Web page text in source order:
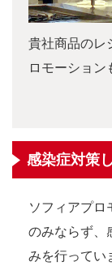
貴社商品のレ
ロモーション
感染症対策
ソフィアプロ
のみならず、
みを行ってい